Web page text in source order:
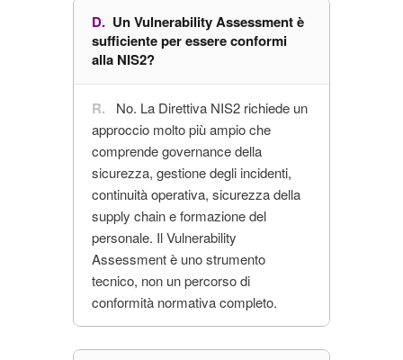
Un Vulnerability Assessment è
sufficiente per essere conformi
alla NIS2?
No. La Direttiva NIS2 richiede un
approccio molto più ampio che
comprende governance della
sicurezza, gestione degli incidenti,
continuità operativa, sicurezza della
supply chain e formazione del
personale. Il Vulnerability
Assessment è uno strumento
tecnico, non un percorso di
conformità normativa completo.